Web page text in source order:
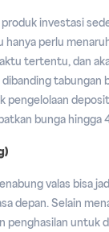
investasi
hanya perlu
tertentu, dan
tabungan
pengelolaan
bunga hingga
valas bisa
depan. Selain
penghasilan untuk